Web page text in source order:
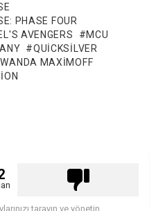
PHASE FOUR
AVENGERS
MCU
QUICKSILVER
WANDA MAXIMOFF
tarayın ve yönetin